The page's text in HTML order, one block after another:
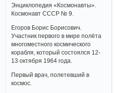
Энциклопедия «Космонавты».
Космонавт СССР № 9.
Егоров Борис Борисович.
Участник первого в мире полёта
многоместного космического
корабля, который состоялся 12-
13 октября 1964 года.
Первый врач, полетевший в
космос.